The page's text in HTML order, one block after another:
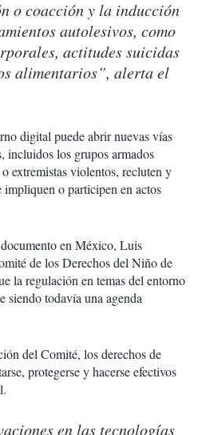
o coacción y la inducción
autolesivos, como
actitudes suicidas
alimentarios”, alerta el
digital puede abrir nuevas vías
incluidos los grupos armados
extremistas violentos, recluten y
impliquen o participen en actos
en México, Luis
de los Derechos del Niño de
la regulación en temas del entorno
siendo todavía una agenda
del Comité, los derechos de
protegerse y hacerse efectivos
en las tecnologías